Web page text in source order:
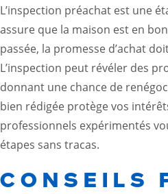
L’inspection préachat est une
assure que la maison est en
passée, la promesse d’achat
L’inspection peut révéler des
donnant une chance de
bien rédigée protège vos
professionnels expérimentés
étapes sans tracas.
CONSEILS